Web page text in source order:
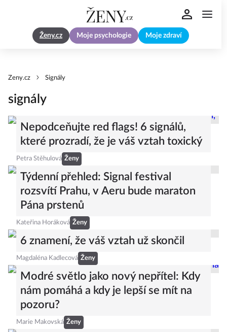
Ženy.cz Moje psychologie Moje zdraví
Zeny.cz Signály
signály
Nepodceňujte red flags! 6 signálů,
které prozradí, že je váš vztah toxický
Petra Stěhulová Ženy
Týdenní přehled: Signal festival
rozsvítí Prahu, v Aeru bude maraton
Pána prstenů
Kateřina Horáková Ženy
6 znamení, že váš vztah už skončil
Magdaléna Kadlecová Ženy
Modré světlo jako nový nepřítel: Kdy
nám pomáhá a kdy je lepší se mít na
pozoru?
Marie Makovská Ženy